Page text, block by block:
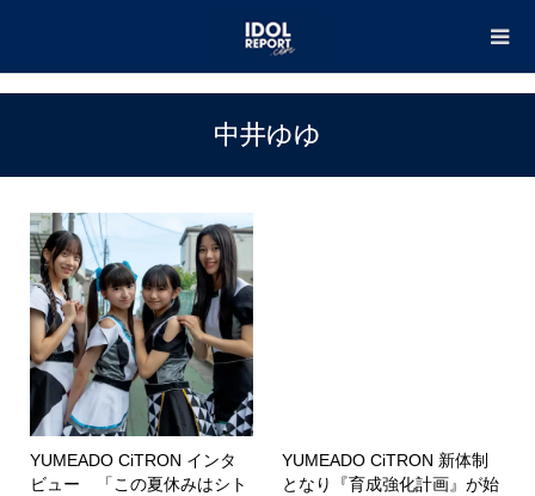
中井ゆゆ
YUMEADO CiTRON インタ
ビュー 「この夏休みはシト
YUMEADO CiTRON 新体制
となり『育成強化計画』が始